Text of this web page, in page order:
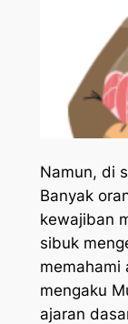
Namun, di
Banyak
kewajiban
sibuk
memahami
mengaku
ajaran